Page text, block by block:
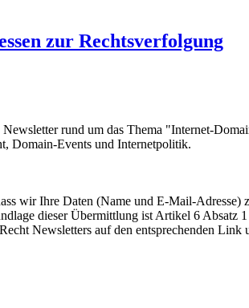
zur Rechtsverfolgung
rund um das Thema "Internet-
Domain-Events und Internetpolitik.
wir Ihre Daten (Name und E-Mail-
dieser Übermittlung ist Artikel 6
Newsletters auf den entsprechenden Link